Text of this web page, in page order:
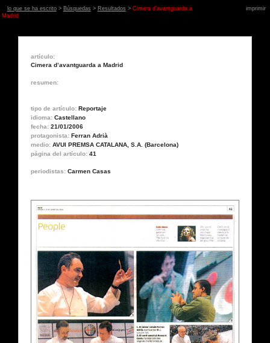
lo que se ha escrito> Búsquedas > Resultados > Cimera d’avantguarda a
Madrid
imprimir
artículo:
Cimera d’avantguarda a Madrid
resumen:
tipo de artículo: Reportaje
idioma: Castellano
fecha: 21/01/2006
protagonista: Ferran Adrià
medio: AVUI PREMSA CATALANA, S.A. (Barcelona)
página del artículo: 41
periodistas: Carmen Casas